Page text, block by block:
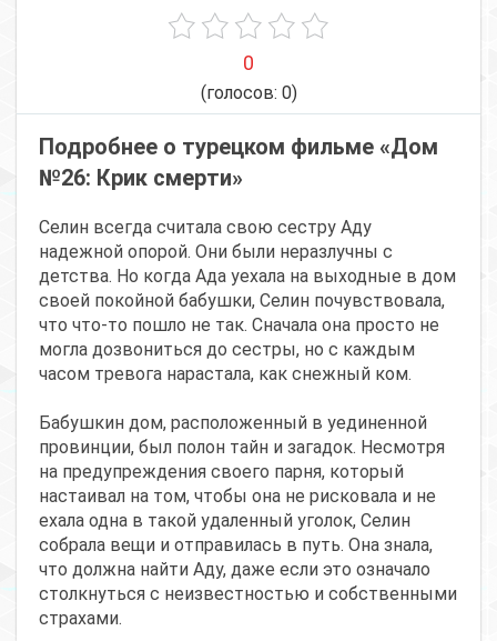
0
(голосов: 0)
Подробнее о турецком фильме «Дом
№26: Крик смерти»
Селин всегда считала свою сестру Аду
надежной опорой. Они были неразлучны с
детства. Но когда Ада уехала на выходные в дом
своей покойной бабушки, Селин почувствовала,
что что-то пошло не так. Сначала она просто не
могла дозвониться до сестры, но с каждым
часом тревога нарастала, как снежный ком.
Бабушкин дом, расположенный в уединенной
провинции, был полон тайн и загадок. Несмотря
на предупреждения своего парня, который
настаивал на том, чтобы она не рисковала и не
ехала одна в такой удаленный уголок, Селин
собрала вещи и отправилась в путь. Она знала,
что должна найти Аду, даже если это означало
столкнуться с неизвестностью и собственными
страхами.